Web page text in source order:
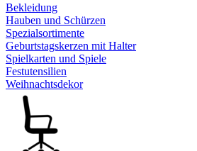
Bekleidung
Hauben und Schürzen
Spezialsortimente
Geburtstagskerzen mit Halter
Spielkarten und Spiele
Festutensilien
Weihnachtsdekor